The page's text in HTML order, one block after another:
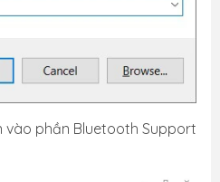
vào phần Bluetooth Support